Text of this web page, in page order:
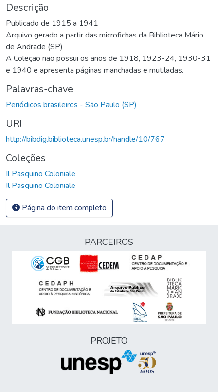
Descrição
Publicado de 1915 a 1941
Arquivo gerado a partir das microfichas da Biblioteca Mário
de Andrade (SP)
A Coleção não possui os anos de 1918, 1923-24, 1930-31
e 1940 e apresenta páginas manchadas e mutiladas.
Palavras-chave
Periódicos brasileiros - São Paulo (SP)
URI
http://bibdig.biblioteca.unesp.br/handle/10/767
Coleções
Il Pasquino Coloniale
Il Pasquino Coloniale
Página do item completo
PARCEIROS
PROJETO